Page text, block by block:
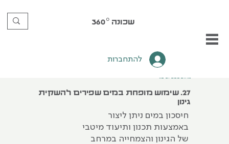
שכונה 360°
להתחברות
27. שימוש מופחת במים שפירים להשקית
גינון
חיסכון במים ניתן ליצור
באמצעות תכנון ותיעוד מיטבי
של הגינון והצמחייה במרחב